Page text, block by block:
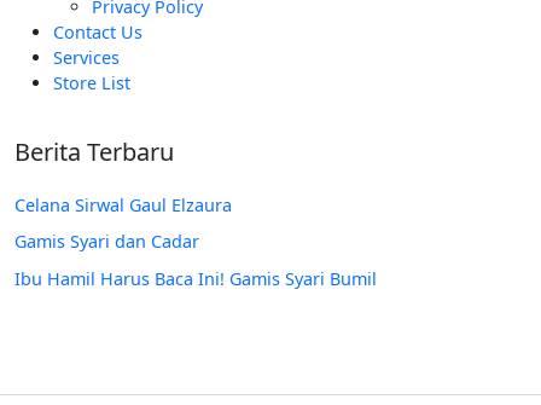
Privacy Policy
Contact Us
Services
Store List
Berita Terbaru
Celana Sirwal Gaul Elzaura
Gamis Syari dan Cadar
Ibu Hamil Harus Baca Ini! Gamis Syari Bumil